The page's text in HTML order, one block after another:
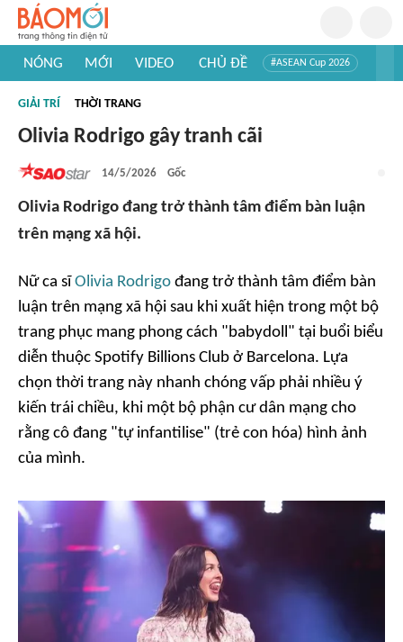
NÓNG MỚI VIDEO CHỦ ĐỀ #ASEAN Cup 2026
#Khám phá thế giới
GIẢI TRÍ THỜI TRANG
Olivia Rodrigo gây tranh cãi
14/5/2026 Gốc
Olivia Rodrigo đang trở thành tâm điểm bàn luận
trên mạng xã hội.
Nữ ca sĩOlivia Rodrigo đang trở thành tâm điểm bàn
luận trên mạng xã hội sau khi xuất hiện trong một bộ
trang phục mang phong cách "babydoll" tại buổi biểu
diễn thuộc Spotify Billions Club ở Barcelona. Lựa
chọn thời trang này nhanh chóng vấp phải nhiều ý
kiến trái chiều, khi một bộ phận cư dân mạng cho
rằng cô đang "tự infantilise" (trẻ con hóa) hình ảnh
của mình.